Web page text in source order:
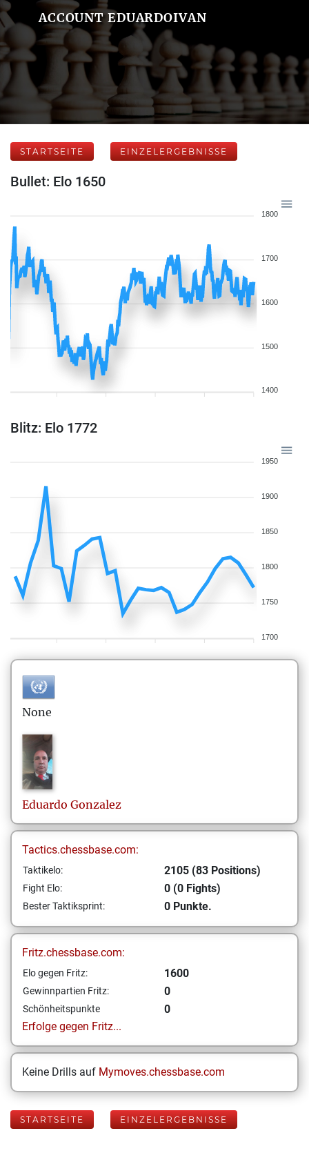
ACCOUNT EDUARDOIVAN
STARTSEITE EINZELERGEBNISSE
Bullet: Elo 1650
1800
1700
1600
1500
1400
Blitz: Elo 1772
1950
1900
1850
1800
1750
1700
None
Eduardo Gonzalez
Tactics.chessbase.com:
Taktikelo: 2105 (83 Positions)
Fight Elo: 0 (0 Fights)
Bester Taktiksprint: 0 Punkte.
Fritz.chessbase.com:
Elo gegen Fritz: 1600
Gewinnpartien Fritz: 0
Schönheitspunkte
0
Erfolge gegen Fritz...
Keine Drills auf Mymoves.chessbase.com
STARTSEITE EINZELERGEBNISSE